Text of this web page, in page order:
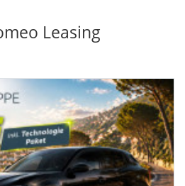
Leasing
Hersteller